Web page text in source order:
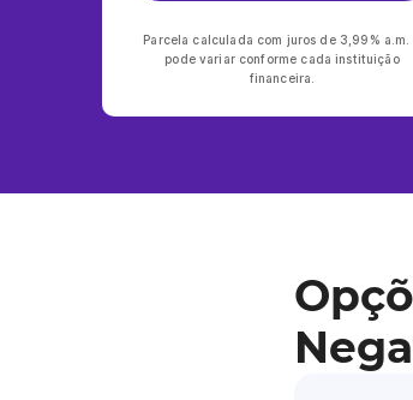
Parcela calculada com juros de 3,99% a.m.
pode variar conforme cada instituição
financeira.